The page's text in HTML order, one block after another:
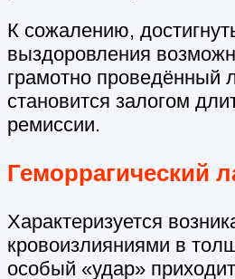
К сожалению,
выздоровления
грамотно проведённый
становится залогом
ремиссии.
Геморрагический
Характеризуется
кровоизлияниями в
особый «удар»